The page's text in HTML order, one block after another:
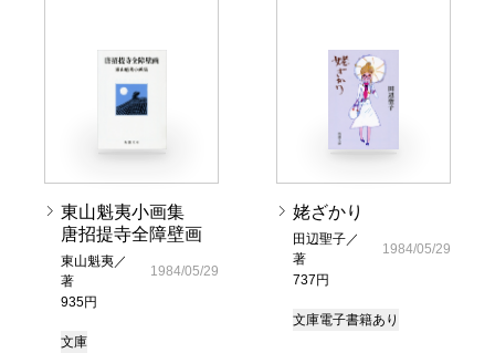
東山魁夷小画集
唐招提寺全障壁画
東山魁夷／
著
935円
1984/05/29
文庫
姥ざかり
田辺聖子／
著
737円
1984/05/29
文庫電子書籍あり